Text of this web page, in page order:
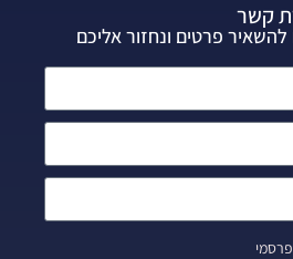
קשר
להשאיר פרטים ונחזור אליכם